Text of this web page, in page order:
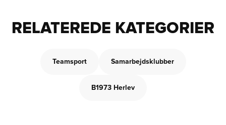
RELATEREDE KATEGORIER
Teamsport Samarbejdsklubber
B1973 Herlev